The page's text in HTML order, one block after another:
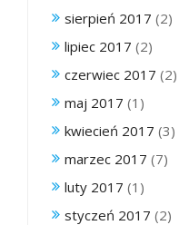
sierpień 2017 (2)
lipiec 2017 (2)
czerwiec 2017 (2)
maj 2017 (1)
kwiecień 2017 (3)
marzec 2017 (7)
luty 2017 (1)
styczeń 2017 (2)